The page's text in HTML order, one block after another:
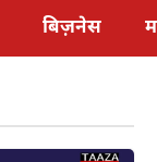
बिज़नेस